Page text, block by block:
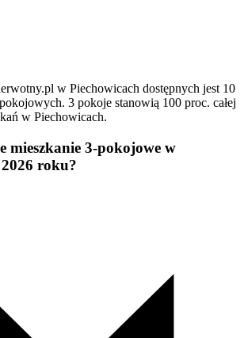
w Piechowicach dostępnych jest 10
3 pokoje stanowią 100 proc. całej
w Piechowicach.
mieszkanie 3-pokojowe w
roku?